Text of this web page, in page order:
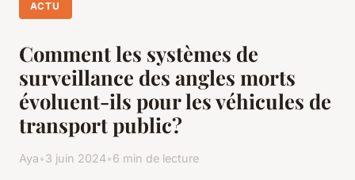
ACTU
Comment les systèmes de
surveillance des angles morts
évoluent-ils pour les véhicules de
transport public?
Aya•3 juin 2024•6 min de lecture